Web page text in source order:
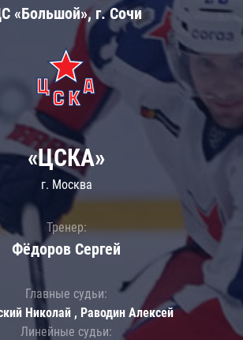
«Большой», г. Сочи
«ЦСКА»
г. Москва
Тренер:
Фёдоров Сергей
Главные судьи:
Николай , Раводин Алексей
Линейные судьи: